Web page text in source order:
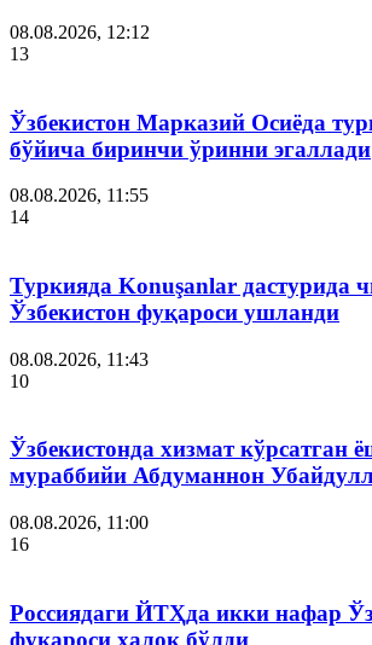
08.08.2026, 12:12
13
Ўзбекистон Марказий Осиёда
бўйича биринчи ўринни эгаллади
08.08.2026, 11:55
14
Туркияда Konuşanlar дастурида
Ўзбекистон фуқароси ушланди
08.08.2026, 11:43
10
Ўзбекистонда хизмат кўрсатган
мураббийи Абдуманнон
08.08.2026, 11:00
16
Россиядаги ЙТҲда икки нафар
фуқароси ҳалок бўлди